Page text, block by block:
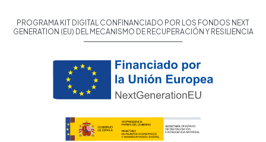
PROGRAMA KIT DIGITAL CONFINANCIADO POR LOS FONDOS NEXT
GENERATION (EU) DEL MECANISMO DE RECUPERACIÓN Y RESILIENCIA